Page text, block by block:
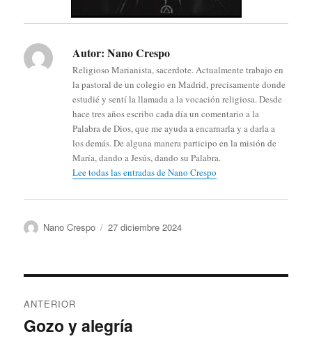
Autor: Nano Crespo
Religioso Marianista, sacerdote. Actualmente trabajo en
la pastoral de un colegio en Madrid, precisamente donde
estudié y sentí la llamada a la vocación religiosa. Desde
hace tres años escribo cada día un comentario a la
Palabra de Dios, que me ayuda a encarnarla y a darla a
los demás. De alguna manera participo en la misión de
María, dando a Jesús, dando su Palabra.
Lee todas las entradas de Nano Crespo
Autor
Nano Crespo
Publicado
27 diciembre 2024
de
ANTERIOR
Entrada
Gozo y alegría